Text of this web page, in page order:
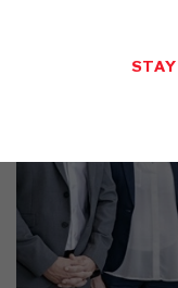
STAY